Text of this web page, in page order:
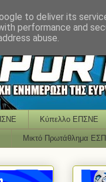
Κύπελλο ΕΠΣΝΕ
Μικτό Πρωτάθλημα
to deliver its
performance and
abuse.